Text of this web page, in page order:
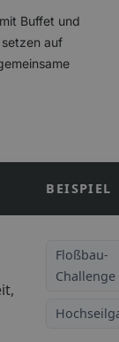
Buffet und
auf
BEISPIEL
Floßbau-
Challenge